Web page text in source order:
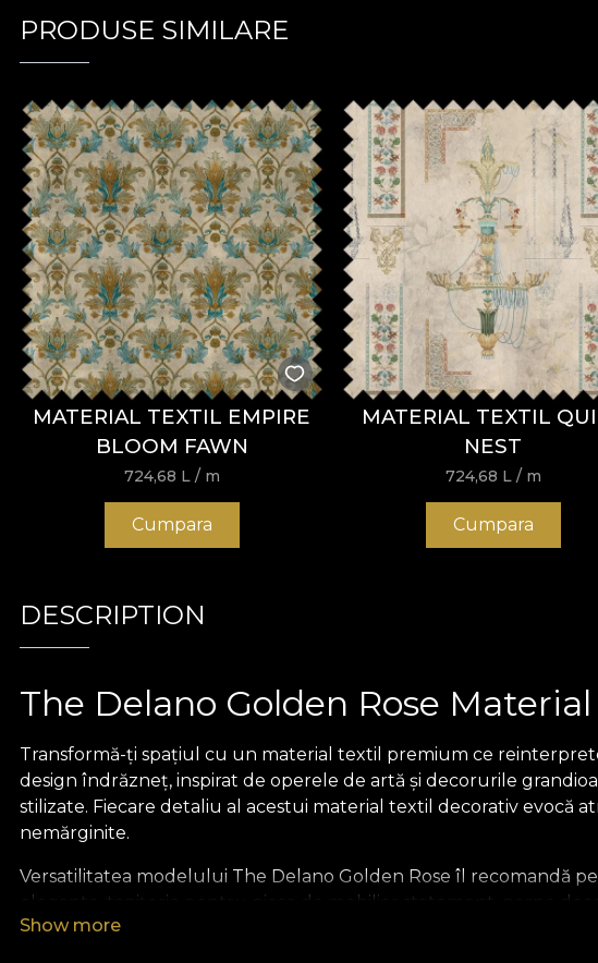
PRODUSE SIMILARE
MATERIAL TEXTIL EMPIRE
BLOOM FAWN
724,68 L / m
Cumpara
MATERIAL TEXTIL
NEST
724,68 L / m
Cumpara
DESCRIPTION
The Delano Golden Rose
Transformă-ți spațiul cu un material textil premium ce
design îndrăzneț, inspirat de operele de artă și decorurile
stilizate. Fiecare detaliu al acestui material textil decorativ evocă
nemărginite.
Versatilitatea modelului The Delano Golden Rose îl recomandă
elegante, tapițerie pentru piese de mobilier statement, perne
captează privirea. Materialul textil premium de la vladila.ro îți
Show more